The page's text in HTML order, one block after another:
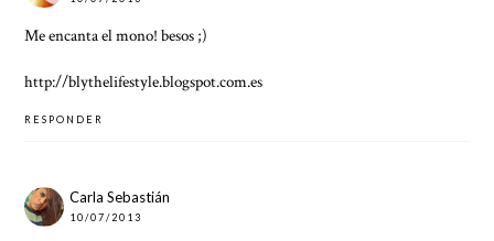
Me encanta el mono! besos ;)
http://blythelifestyle.blogspot.com.es
RESPONDER
Carla Sebastián
10/07/2013